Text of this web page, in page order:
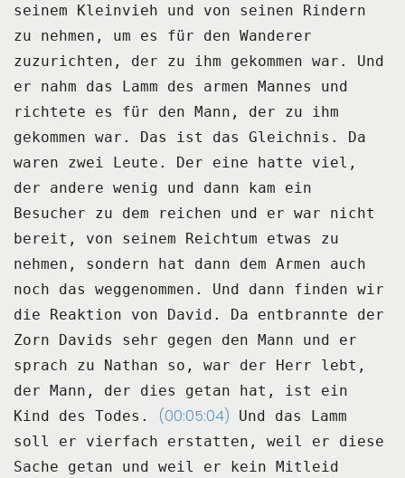
seinem Kleinvieh und
von seinen Rindern
zu nehmen, um es für den Wanderer
zuzurichten, der zu ihm gekommen war.
Und
er nahm das Lamm des armen Mannes und
richtete es für den Mann, der zu ihm
gekommen war. Das ist das Gleichnis.
Da
waren zwei Leute.
Der eine hatte viel,
der andere wenig und dann kam ein
Besucher zu dem reichen und er war nicht
bereit, von seinem Reichtum etwas zu
nehmen, sondern hat dann dem Armen auch
noch das weggenommen.
Und dann finden wir
die Reaktion von David.
Da entbrannte der
Zorn Davids sehr gegen den Mann und er
sprach zu Nathan so, war der Herr
lebt,
der Mann, der dies getan hat, ist ein
Kind des Todes.
(00:05:04)
Und das Lamm
soll er vierfach erstatten, weil er diese
Sache getan und weil er kein Mitleid